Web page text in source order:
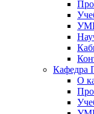
Кафедра
О